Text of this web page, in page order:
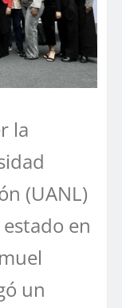
la
(UANL)
en
un